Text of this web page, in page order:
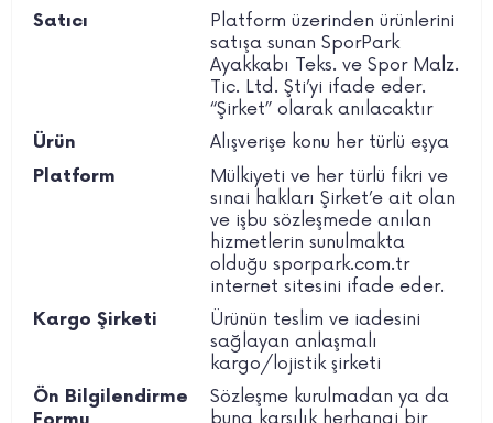
Satıcı
Platform üzerinden ürünlerini
satışa sunan SporPark
Ayakkabı Teks. ve Spor Malz.
Tic. Ltd. Şti’yi ifade eder.
“Şirket” olarak anılacaktır
Ürün Alışverişe konu her türlü eşya
Platform
Mülkiyeti ve her türlü fikri ve
sınai hakları Şirket’e ait olan
ve işbu sözleşmede anılan
hizmetlerin sunulmakta
olduğu sporpark.com.tr
internet sitesini ifade eder.
Kargo Şirketi
Ürünün teslim ve iadesini
sağlayan anlaşmalı
kargo/lojistik şirketi
Ön Bilgilendirme
Sözleşme kurulmadan ya da
buna karşılık herhangi bir